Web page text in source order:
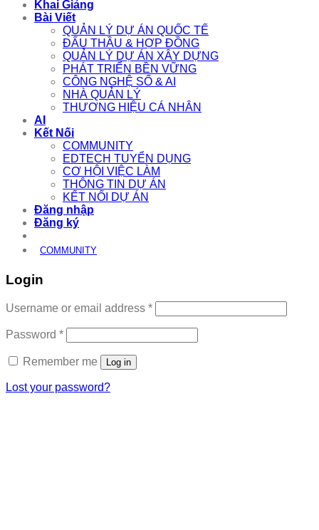
Khai Giảng
Bài Viết
QUẢN LÝ DỰ ÁN QUỐC TẾ
ĐẤU THẦU & HỢP ĐỒNG
QUẢN LÝ DỰ ÁN XÂY DỰNG
PHÁT TRIỂN BỀN VỮNG
CÔNG NGHỆ SỐ & AI
NHÀ QUẢN LÝ
THƯƠNG HIỆU CÁ NHÂN
AI
Kết Nối
COMMUNITY
EDTECH TUYỂN DỤNG
CƠ HỘI VIỆC LÀM
THÔNG TIN DỰ ÁN
KẾT NỐI DỰ ÁN
Đăng nhập
Đăng ký
COMMUNITY
Login
Username or email address *Required
Password *Required
Remember me Log in
Lost your password?